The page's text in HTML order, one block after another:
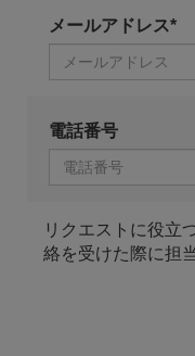
メールアドレス*
電話番号
リクエストに役立
絡を受けた際に担